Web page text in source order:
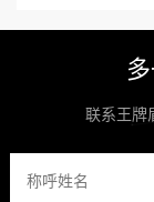
联系王牌